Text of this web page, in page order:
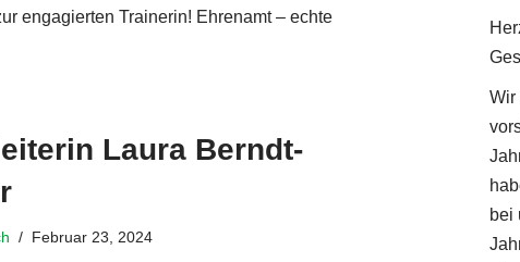
engagierten Trainerin! Ehrenamt – echte
Laura Berndt-
Februar 23, 2024
Wir
bei